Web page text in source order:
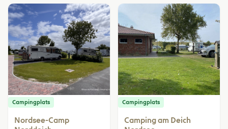
Campingplats
Nordsee-Camp
Campingplats
Camping am Deich